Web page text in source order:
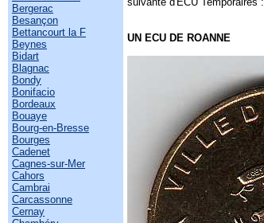
Bergerac
Besançon
Bettancourt la F
Beynes
Bidart
Blagnac
Bondy
Bonifacio
Bordeaux
Bouaye
Bourg-en-Bresse
Bourges
Cadenet
Cagnes-sur-Mer
Cahors
Cambrai
Carcassonne
Cernay
UN ECU DE ROANNE